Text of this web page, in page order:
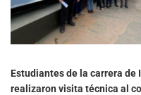
Estudiantes de la carrera de
realizaron visita técnica al